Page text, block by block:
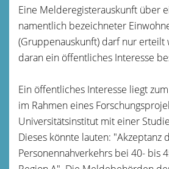
Eine Melderegisterauskunft über
namentlich bezeichneter
(Gruppenauskunft) darf nur erteilt
daran ein öffentliches Interesse
Ein öffentliches Interesse liegt
im Rahmen eines
Universitätsinstitut mit einer
Dieses könnte lauten: "Akzeptanz
Personennahverkehrs bei 40- bis